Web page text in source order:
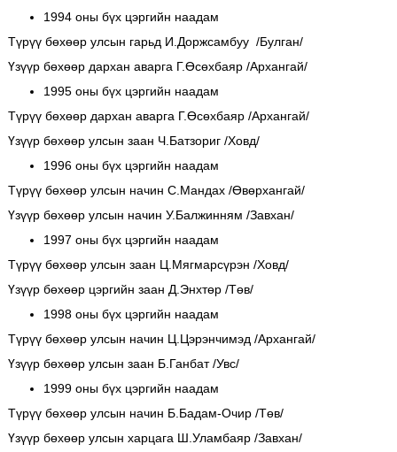
1994 оны бүх цэргийн наадам
Түрүү бөхөөр улсын гарьд И.Доржсамбуу /Булган/
Үзүүр бөхөөр дархан аварга Г.Өсөхбаяр /Архангай/
1995 оны бүх цэргийн наадам
Түрүү бөхөөр дархан аварга Г.Өсөхбаяр /Архангай/
Үзүүр бөхөөр улсын заан Ч.Батзориг /Ховд/
1996 оны бүх цэргийн наадам
Түрүү бөхөөр улсын начин С.Мандах /Өвөрхангай/
Үзүүр бөхөөр улсын начин У.Балжинням /Завхан/
1997 оны бүх цэргийн наадам
Түрүү бөхөөр улсын заан Ц.Мягмарсүрэн /Ховд/
Үзүүр бөхөөр цэргийн заан Д.Энхтөр /Төв/
1998 оны бүх цэргийн наадам
Түрүү бөхөөр улсын начин Ц.Цэрэнчимэд /Архангай/
Үзүүр бөхөөр улсын заан Б.Ганбат /Увс/
1999 оны бүх цэргийн наадам
Түрүү бөхөөр улсын начин Б.Бадам-Очир /Төв/
Үзүүр бөхөөр улсын харцага Ш.Уламбаяр /Завхан/